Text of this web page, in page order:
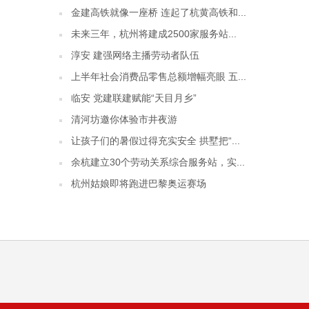
金建高铁就像一座桥 连起了杭黄高铁和...
未来三年，杭州将建成2500家服务站...
淳安 建强网络主播劳动者队伍
上半年社会消费品零售总额增幅亮眼 五...
临安 党建联建赋能“天目月乡”
清河坊邀你体验市井夜游
让孩子们的暑假过得充实安全 拱墅把“...
余杭建立30个劳动关系综合服务站，实...
杭州姑娘即将跑进巴黎奥运赛场